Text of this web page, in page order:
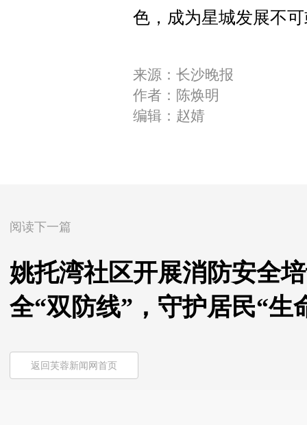
色，成为星城发展不
来源：长沙晚报
作者：陈焕明
编辑：赵婧
阅读下一篇
姚托湾社区开展消防安全
全“双防线”，守护居民“生
返回芙蓉新闻网首页